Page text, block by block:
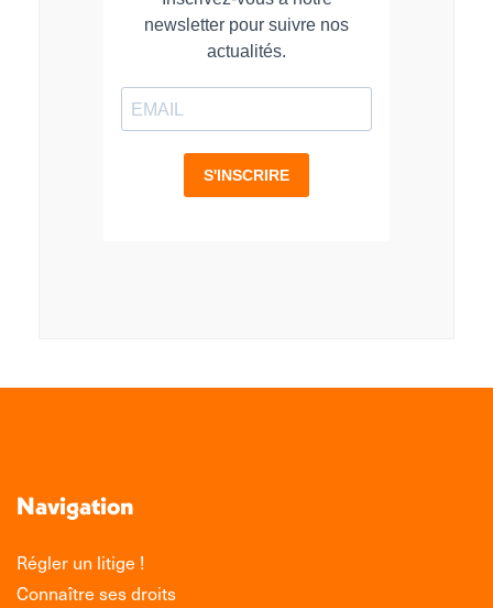
Navigation
Régler un litige !
Connaître ses droits